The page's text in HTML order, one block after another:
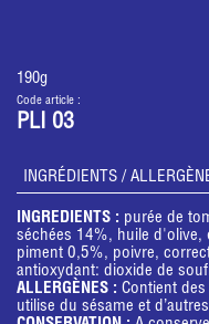
190g
Code article :
PLI 03
INGRÉDIENTS /
INGREDIENTS : purée de
séchées 14%, huile d'olive,
piment 0,5%, poivre,
antioxydant: dioxide de
ALLERGÈNES : Contient
utilise du sésame et